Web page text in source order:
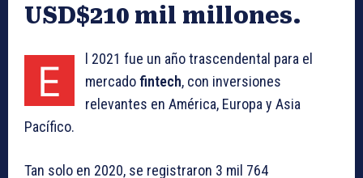
USD$210 mil millones.
E
l 2021 fue un año trascendental para el
mercadofintech, con inversiones
relevantes en América, Europa y Asia
Pacífico.
Tan solo en 2020, se registraron 3 mil 764